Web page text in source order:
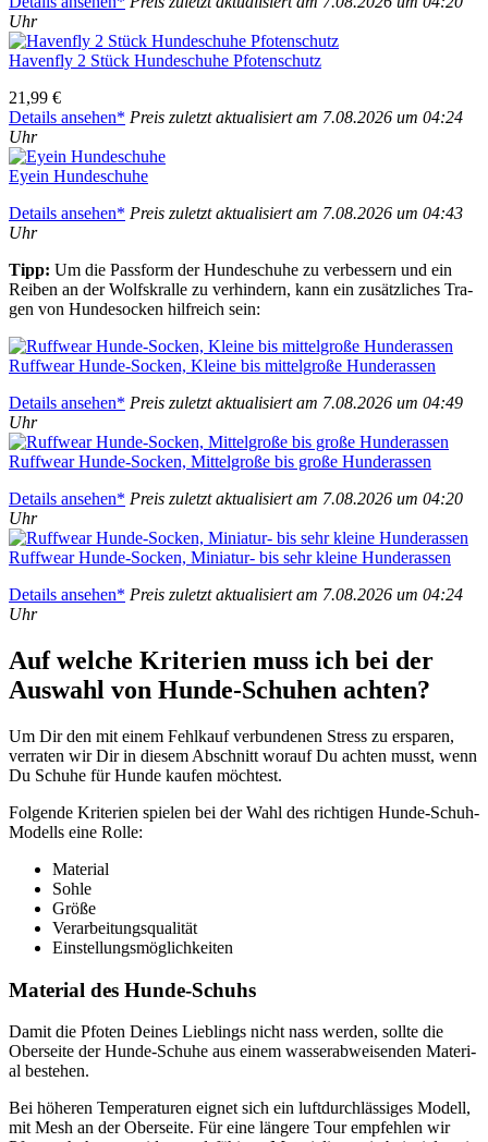
Uhr
Haven­fly 2 Stück Hun­de­schu­he Pfo­ten­schutz
21,99 €
Details anse­hen* Preis zuletzt aktua­li­siert am 7.08.2026 um 04:24
Uhr
Eyein Hun­de­schu­he
Details anse­hen* Preis zuletzt aktua­li­siert am 7.08.2026 um 04:43
Uhr
Tipp: Um die Pass­form der Hun­de­schu­he zu ver­bes­sern und ein
Rei­ben an der Wolfs­kral­le zu ver­hin­dern, kann ein zusätz­li­ches Tra­
gen von Hun­de­so­cken hilf­reich sein:
Ruff­wear Hun­de-Socken, Klei­ne bis mit­tel­gro­ße Hun­de­ras­sen
Details anse­hen* Preis zuletzt aktua­li­siert am 7.08.2026 um 04:49
Uhr
Ruff­wear Hun­de-Socken, Mit­tel­gro­ße bis gro­ße Hun­de­ras­sen
Details anse­hen* Preis zuletzt aktua­li­siert am 7.08.2026 um 04:20
Uhr
Ruff­wear Hun­de-Socken, Minia­tur- bis sehr klei­ne Hun­de­ras­sen
Details anse­hen* Preis zuletzt aktua­li­siert am 7.08.2026 um 04:24
Uhr
Auf wel­che Kri­te­ri­en muss ich bei der
Aus­wahl von Hun­de-Schu­hen ach­ten?
Um Dir den mit einem Fehl­kauf ver­bun­de­nen Stress zu erspa­ren,
ver­ra­ten wir Dir in die­sem Abschnitt wor­auf Du ach­ten musst, wenn
Du Schu­he für Hun­de kau­fen möch­test.
Fol­gen­de Kri­te­ri­en spie­len bei der Wahl des rich­ti­gen Hun­de-Schuh-
Modells eine Rol­le:
Mate­ri­al
Soh­le
Grö­ße
Ver­ar­bei­tungs­qua­li­tät
Ein­stel­lungs­mög­lich­kei­ten
Mate­ri­al des Hun­de-Schuhs
Damit die Pfo­ten Dei­nes Lieb­lings nicht nass wer­den, soll­te die
Ober­sei­te der Hun­de-Schu­he aus einem was­ser­ab­wei­sen­den Mate­ri­
al bestehen.
Bei höhe­ren Tem­pe­ra­tu­ren eig­net sich ein luft­durch­läs­si­ges Modell,
mit Mesh an der Ober­sei­te. Für eine län­ge­re Tour emp­feh­len wir